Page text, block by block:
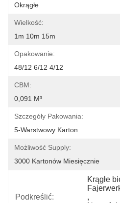
Okrągłe
Wielkość:
1m 10m 15m
Opakowanie:
48/12 6/12 4/12
CBM:
0,091 M³
Szczegóły Pakowania:
5-Warstwowy Karton
Możliwość Supply:
3000 Kartonów Miesięcznie
Podkreślić:
Krągłe
,